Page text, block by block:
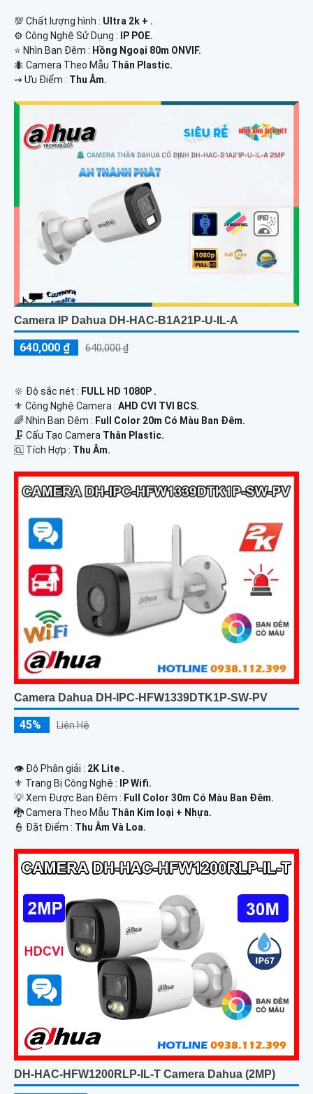
💯 Chất lượng hình : Ultra 2k + .
⚙ Công Nghệ Sử Dụng :
IP POE.
⭐ Nhìn Ban Đêm : Hồng Ngoại 80m ONVIF.
🐜 Camera Theo Mẫu Thân Plastic.
️⇝ Ưu Điểm : Thu Âm.
Camera IP Dahua DH-HAC-B1A21P-U-IL-A
640,000 ₫ 640,000 ₫
🔆 Độ sắc nét : FULL HD 1080P .
⚜️ Công Nghệ Camera : AHD CVI TVI BCS.
🌈 Nhìn Ban Đêm : Full Color 20m Có Màu Ban Ðêm.
🗜️ Cấu Tạo Camera Thân Plastic.
️🆑 Tích Hợp : Thu Âm.
Camera Dahua DH-IPC-HFW1339DTK1P-SW-PV
45% Liên Hệ
👁 Độ Phân giải : 2K Lite .
⚜️ Trang Bị Công Nghệ : IP Wifi.
💡 Xem Được Ban Đêm : Full Color 30m Có Màu Ban Ðêm.
🐉️ Camera Theo Mẫu Thân Kim loại + Nhựa.
️👮 Đặt Điểm : Thu Âm Và Loa.
DH-HAC-HFW1200RLP-IL-T Camera Dahua (2MP)